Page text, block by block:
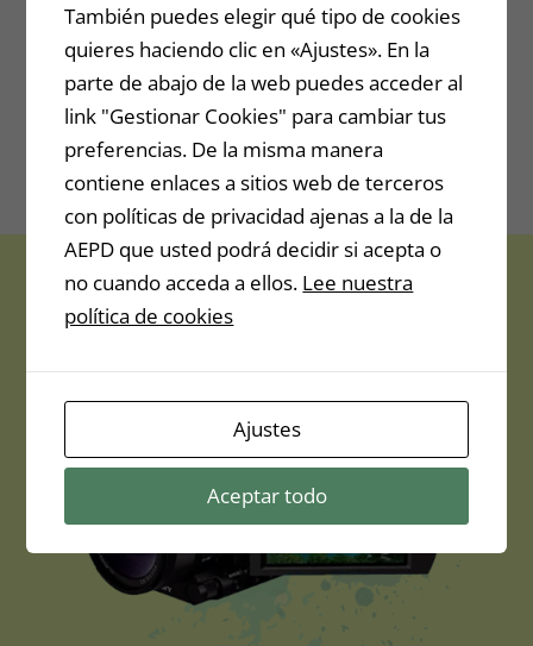
efectivo de la manera más fácil
posible.
Valor: 49.99$
También puedes elegir qué tipo de cookies
quieres haciendo clic en «Ajustes». En la
parte de abajo de la web puedes acceder al
link "Gestionar Cookies" para cambiar tus
preferencias. De la misma manera
contiene enlaces a sitios web de terceros
con políticas de privacidad ajenas a la de la
AEPD que usted podrá decidir si acepta o
no cuando acceda a ellos. Lee nuestra
política de cookies
Ajustes
Aceptar todo